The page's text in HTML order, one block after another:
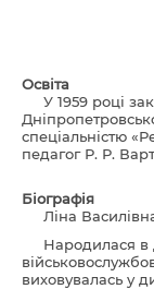
Освіта
У 1959 році
спеціальністю
педагог Р. Р.
Біографія
Ліна
Народилася в
виховувалась у